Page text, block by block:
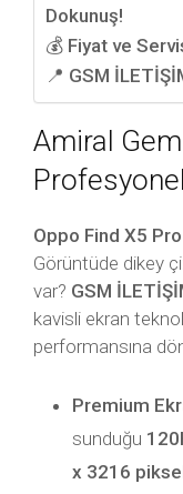
Dokunuş!
💰 Fiyat ve
📍 GSM
Amiral
Oppo Find X5 Pro
Görüntüde dikey
var? GSM
kavisli ekran
performansına
Premium
sunduğu
x 3216